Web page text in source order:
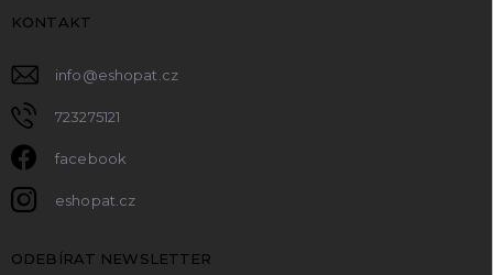
KONTAKT
info@eshopat.cz
723275121
facebook
eshopat.cz
ODEBÍRAT NEWSLETTER